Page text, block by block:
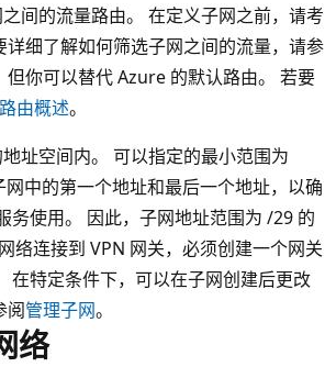
间的流量路由。 在定义子网之前，请考
细了解如何筛选子网之间的流量，请参
你可以替代 Azure 的默认路由。 若要
路由概述。
址空间内。 可以指定的最小范围为
中的第一个地址和最后一个地址，以确
务使用。 因此，子网地址范围为 /29 的
络连接到 VPN 网关，必须创建一个网关
在特定条件下，可以在子网创建后更改
阅管理子网。
络